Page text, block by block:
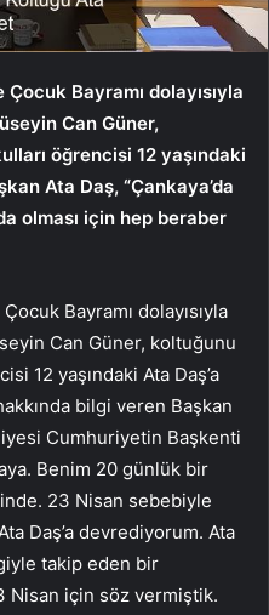
Bayramı dolayısıyla
Can Güner,
öğrencisi 12 yaşındaki
Ata Daş, “Çankaya’da
olması için hep beraber
Bayramı dolayısıyla
Can Güner, koltuğunu
12 yaşındaki Ata Daş’a
bilgi veren Başkan
Cumhuriyetin Başkenti
Benim 20 günlük bir
23 Nisan sebebiyle
Daş’a devrediyorum. Ata
takip eden bir
Nisan için söz vermiştik.